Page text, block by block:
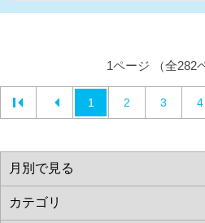
1ページ （全282
1 2 3 4